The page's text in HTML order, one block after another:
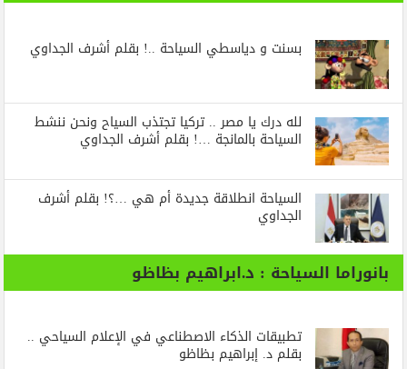
بسنت و دياسطي السياحة ..! بقلم أشرف الجداوي
لله درك يا مصر .. تركيا تجتذب السياح ونحن ننشط
السياحة بالمانجة …! بقلم أشرف الجداوي
السياحة انطلاقة جديدة أم هي …؟! بقلم أشرف
الجداوي
بانوراما السياحة : د.ابراهيم بظاظو
تطبيقات الذكاء الاصطناعي في الإعلام السياحي ..
بقلم د. إبراهيم بظاظو